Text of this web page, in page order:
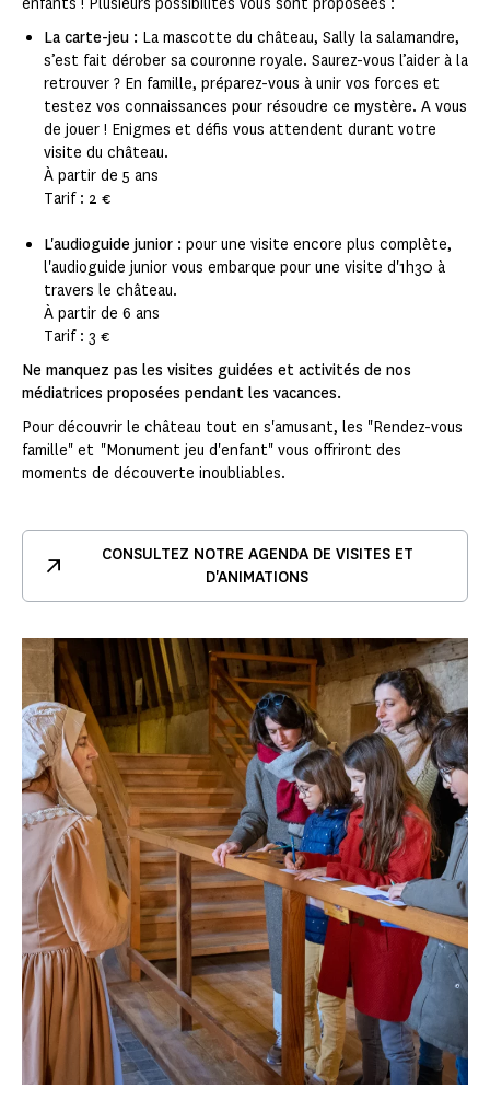
La carte-jeu : La mascotte du château, Sally la salamandre,
s’est fait dérober sa couronne royale. Saurez-vous l’aider à la
retrouver ? En famille, préparez-vous à unir vos forces et
testez vos connaissances pour résoudre ce mystère. A vous
de jouer ! Enigmes et défis vous attendent durant votre
visite du château.
À partir de 5 ans
Tarif : 2 €
L'audioguide junior : pour une visite encore plus complète,
l'audioguide junior vous embarque pour une visite d'1h30 à
travers le château.
À partir de 6 ans
Tarif : 3 €
Ne manquez pas les visites guidées et activités de nos
médiatrices proposées pendant les vacances.
Pour découvrir le château tout en s'amusant, les "Rendez-vous
famille" et "Monument jeu d'enfant" vous offriront des
moments de découverte inoubliables.
CONSULTEZ NOTRE AGENDA DE VISITES ET
D'ANIMATIONS